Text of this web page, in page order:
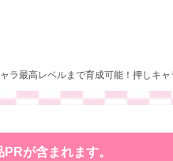
ラ最高レベルまで育成可能！押しキ
が含まれます。